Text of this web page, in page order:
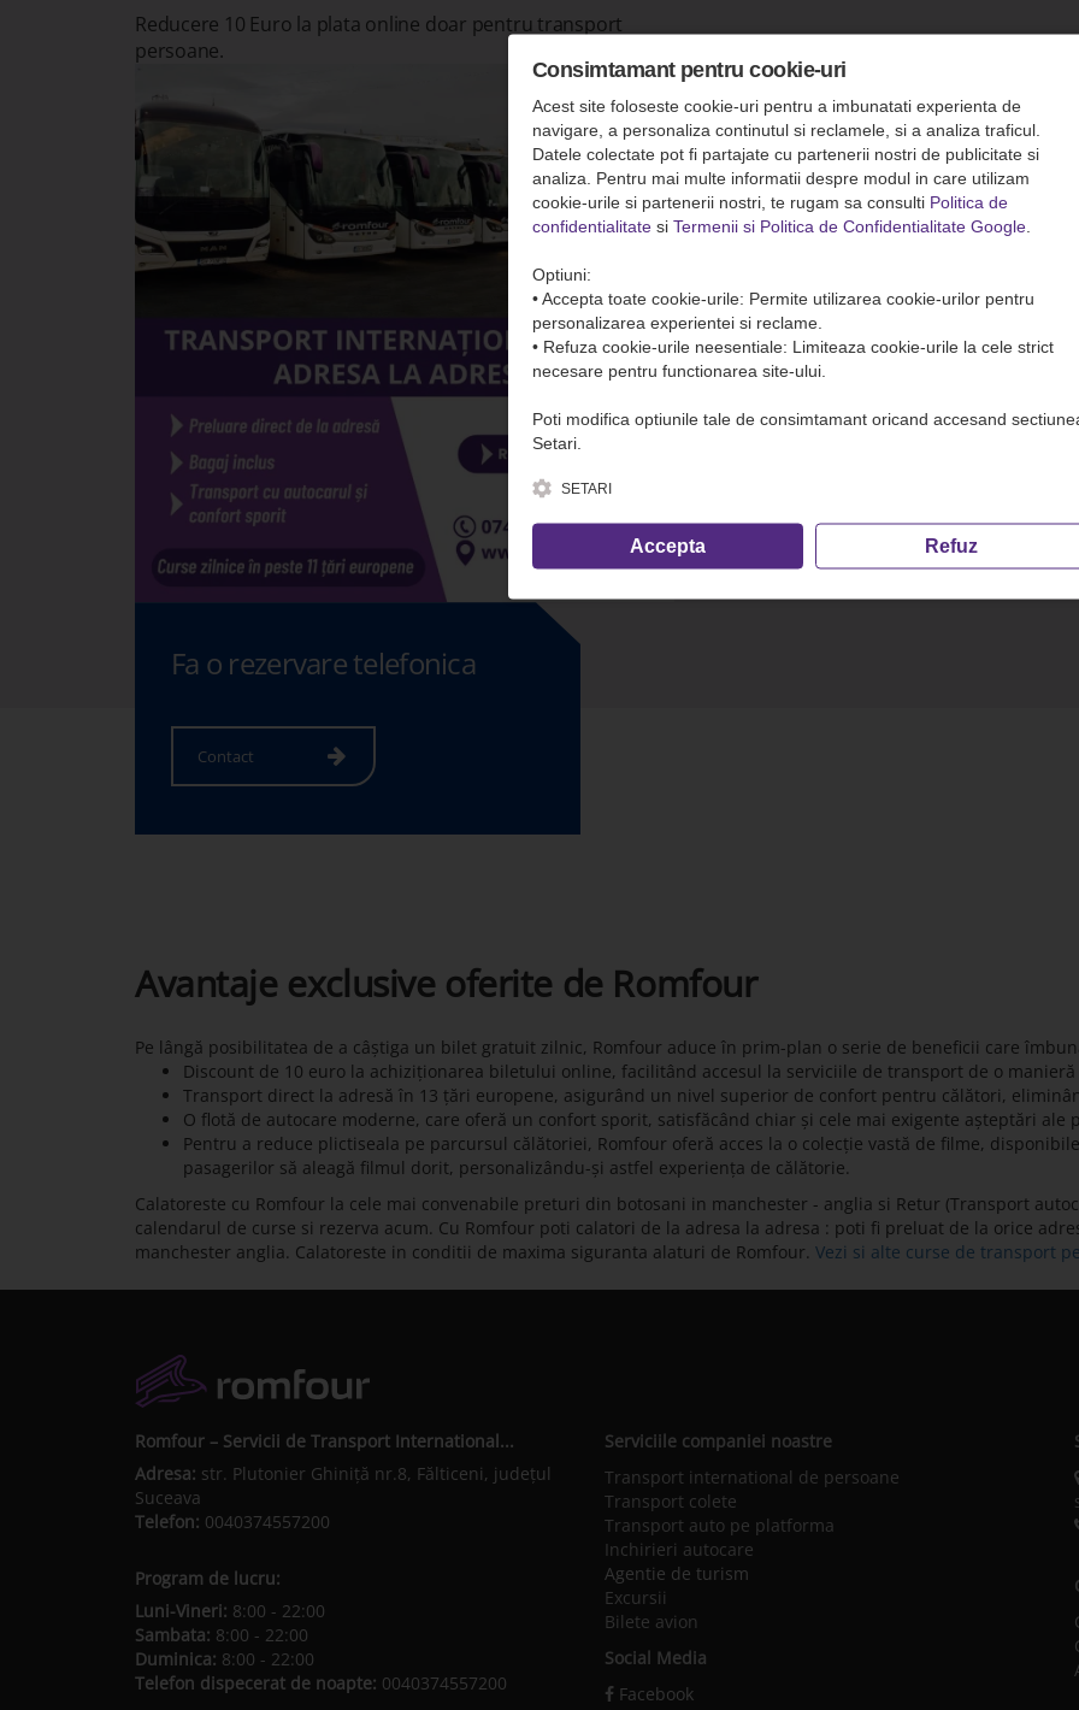
Reducere 10 Euro la plata online doar pentru transport
persoane.
Fa o rezervare telefonica
Contact
Avantaje exclusive oferite de Romfour
Pe lângă posibilitatea de a câștiga un bilet gratuit zilnic, Romfour aduce în prim-plan o serie de beneficii care
Discount de 10 euro la achiziționarea biletului online, facilitând accesul la serviciile de transport de o
Transport direct la adresă în 13 țări europene, asigurând un nivel superior de confort pentru călători,
O flotă de autocare moderne, care oferă un confort sporit, satisfăcând chiar și cele mai exigente așteptări ale
Pentru a reduce plictiseala pe parcursul călătoriei, Romfour oferă acces la o colecție vastă de filme,
pasagerilor să aleagă filmul dorit, personalizându-și astfel experiența de călătorie.
Calatoreste cu Romfour la cele mai convenabile preturi din botosani in manchester - anglia si Retur (Transport
calendarul de curse si rezerva acum. Cu Romfour poti calatori de la adresa la adresa : poti fi preluat de la orice
manchester anglia. Calatoreste in conditii de maxima siguranta alaturi de Romfour. Vezi si alte curse de transport
Romfour – Servicii de Transport International...
Adresa: str. Plutonier Ghiniţă nr.8, Fălticeni, judeţul
Suceava
Telefon: 0040374557200
Program de lucru:
Luni-Vineri: 8:00 - 22:00
Sambata: 8:00 - 22:00
Duminica: 8:00 - 22:00
Telefon dispecerat de noapte: 0040374557200
Serviciile companiei noastre
Transport international de persoane
Transport colete
Transport auto pe platforma
Inchirieri autocare
Agentie de turism
Excursii
Bilete avion
Social Media
Facebook
Consimtamant pentru cookie-uri
Acest site foloseste cookie-uri pentru a imbunatati experienta de
navigare, a personaliza continutul si reclamele, si a analiza traficul.
Datele colectate pot fi partajate cu partenerii nostri de publicitate si
analiza. Pentru mai multe informatii despre modul in care utilizam
cookie-urile si partenerii nostri, te rugam sa consulti Politica de
confidentialitate si Termenii si Politica de Confidentialitate Google
Optiuni:
• Accepta toate cookie-urile: Permite utilizarea cookie-urilor pentru
personalizarea experientei si reclame.
• Refuza cookie-urile neesentiale: Limiteaza cookie-urile la cele strict
necesare pentru functionarea site-ului.
Poti modifica optiunile tale de consimtamant oricand accesand
Setari.
SETARI
Accepta Refuz